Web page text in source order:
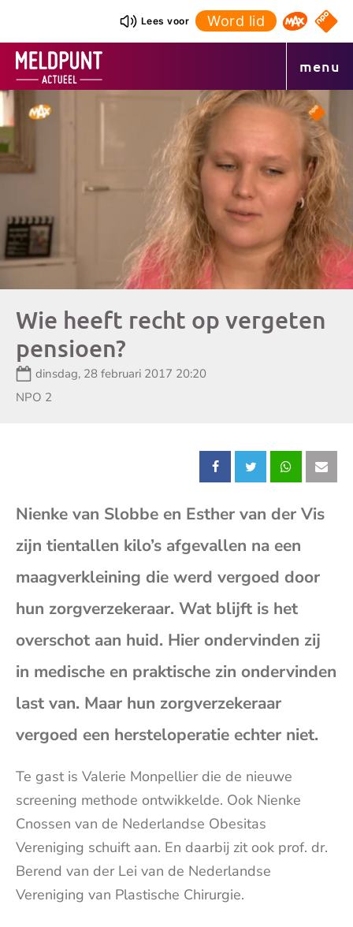
inhoud
Lees voor Word lid Omroep
NPO
menu
Wie heeft recht op vergeten
pensioen?
Datum:
dinsdag, 28 februari 2017 20:20
Zender:
NPO 2
Deel
dit
bericht
op
Facebook
Deel
dit
bericht
op
X
Deel
dit
op
Nienke van Slobbe en Esther van der Vis
zijn tientallen kilo’s afgevallen na een
maagverkleining die werd vergoed door
hun zorgverzekeraar. Wat blijft is het
overschot aan huid. Hier ondervinden zij
in medische en praktische zin ondervinden
last van. Maar hun zorgverzekeraar
vergoed een hersteloperatie echter niet.
Te gast is Valerie Monpellier die de nieuwe
screening methode ontwikkelde. Ook Nienke
Cnossen van de Nederlandse Obesitas
Vereniging schuift aan. En daarbij zit ook prof. dr.
Berend van der Lei van de Nederlandse
Vereniging van Plastische Chirurgie.